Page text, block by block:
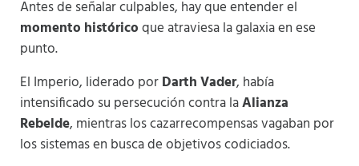
Antes de señalar culpables, hay que entender el
momento históricoque atraviesa la galaxia en ese
punto.
El Imperio, liderado porDarth Vader, había
intensificado su persecución contra laAlianza
Rebelde, mientras los cazarrecompensas vagaban por
los sistemas en busca de objetivos codiciados.